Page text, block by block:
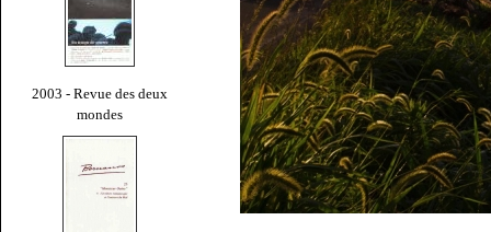
2003 - Revue des deux
mondes